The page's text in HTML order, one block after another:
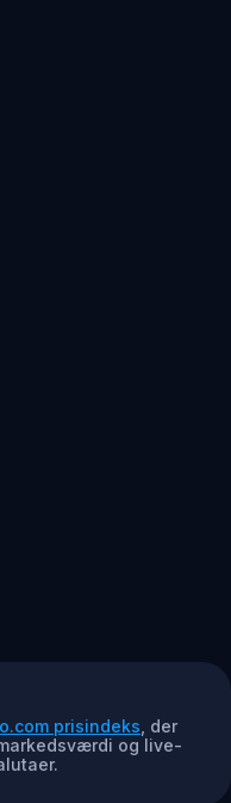
prisindeks , der
og live-